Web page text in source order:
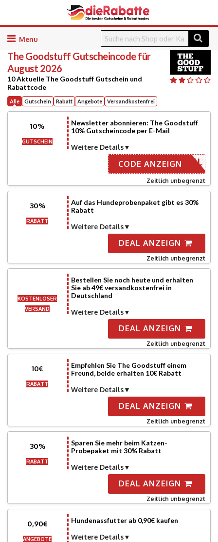
Skip
content
The Goodstuff Gutscheincode für
August 2026
10 Aktuelle The Goodstuff Gutschein und
Rabattcode
Alle Gutschein Rabatt Angebote Versandkostenfrei
10%
GUTSCHEIN
Newsletter abonnieren: The Goodstuff
10% Gutscheincode per E-Mail
Weitere Details
ER EMAIL
CODE ANZEIGN
Zeitlich unbegrenzt
30%
RABATT
Auf das Hundeprobenpaket gibt es 30%
Rabatt
Weitere Details
DEAL ANZEIGN
Zeitlich unbegrenzt
KOSTENLOSER
VERSAND
Bestellen Sie noch heute und erhalten
Sie ab 49€ versandkostenfrei in
Deutschland
Weitere Details
DEAL ANZEIGN
Zeitlich unbegrenzt
10€
RABATT
Empfehlen Sie The Goodstuff einem
Freund, beide erhalten 10€ Rabatt
Weitere Details
DEAL ANZEIGN
Zeitlich unbegrenzt
30%
RABATT
Sparen Sie mehr beim Katzen-
Probepaket mit 30% Rabatt
Weitere Details
DEAL ANZEIGN
Zeitlich unbegrenzt
0,90€
ANGEBOTE
Hundenassfutter ab 0,90€ kaufen
Weitere Details